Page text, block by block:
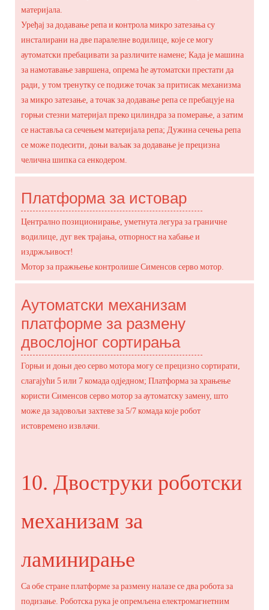
материјала.
Уређај за додавање репа и контрола микро затезања су
инсталирани на две паралелне водилице, које се могу
аутоматски пребацивати за различите намене; Када је машина
за намотавање завршена, опрема ће аутоматски престати да
ради, у том тренутку се подиже точак за притисак механизма
за микро затезање, а точак за додавање репа се пребацује на
горњи стезни материјал преко цилиндра за померање, а затим
се наставља са сечењем материјала репа; Дужина сечења репа
се може подесити, доњи ваљак за додавање је прецизна
челична шипка са енкодером.
Платформа за истовар
Централно позиционирање, уметнута легура за граничне
водилице, дуг век трајања, отпорност на хабање и
издржљивост!
Мотор за пражњење контролише Сименсов серво мотор.
Аутоматски механизам
платформе за размену
двослојног сортирања
Горњи и доњи део серво мотора могу се прецизно сортирати,
слагајући 5 или 7 комада одједном; Платформа за храњење
користи Сименсов серво мотор за аутоматску замену, што
може да задовољи захтеве за 5/7 комада које робот
истовремено извлачи.
10. Двоструки роботски
механизам за
ламинирање
Са обе стране платформе за размену налазе се два робота за
подизање. Роботска рука је опремљена електромагнетним